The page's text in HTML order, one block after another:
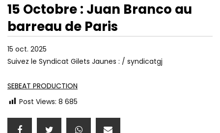
Watch Later
32:25
VOL DE DONNÉES SENSIBLES : TOUT
LE MONDE EST CONCERNÉ !
12:06
CONSÉQUENCES
15 Octobre : Juan Branco au
barreau de Paris
15 oct. 2025
Suivez le Syndicat Gilets Jaunes : / syndicatgj
SEBEAT PRODUCTION
Post Views: 8 685